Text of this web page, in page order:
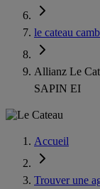
le cateau
Allianz Le
SAPIN EI
Accueil
Trouver une